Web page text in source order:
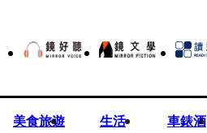
美食旅遊 生活 車錶酒